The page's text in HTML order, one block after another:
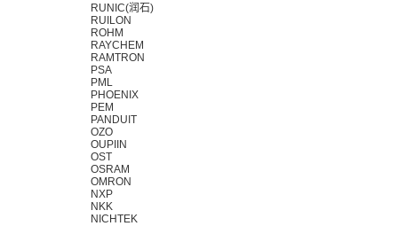
RUNIC(润石)
RUILON
ROHM
RAYCHEM
RAMTRON
PSA
PML
PHOENIX
PEM
PANDUIT
OZO
OUPIIN
OST
OSRAM
OMRON
NXP
NKK
NICHTEK